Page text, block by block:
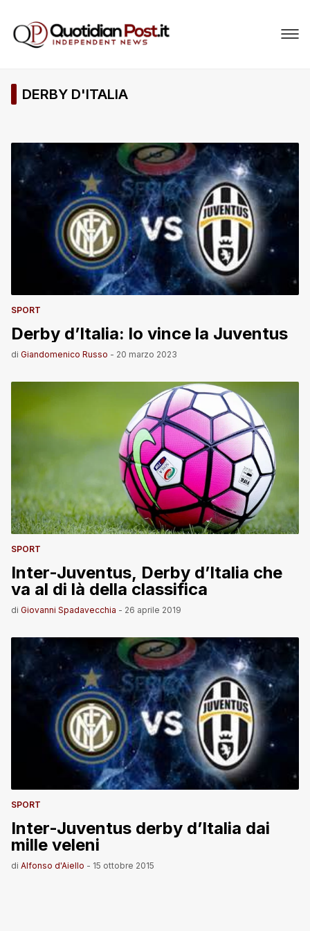
DERBY D'ITALIA
SPORT
Derby d’Italia: lo vince la Juventus
di Giandomenico Russo - 20 marzo 2023
SPORT
Inter-Juventus, Derby d’Italia che
va al di là della classifica
di Giovanni Spadavecchia - 26 aprile 2019
SPORT
Inter-Juventus derby d’Italia dai
mille veleni
di Alfonso d'Aiello - 15 ottobre 2015